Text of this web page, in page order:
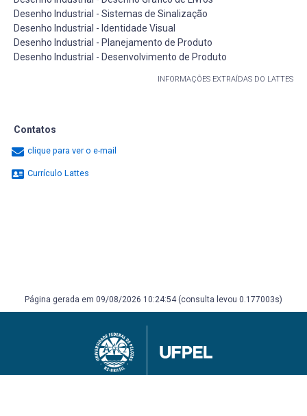
Desenho Industrial - Sistemas de Sinalização
Desenho Industrial - Identidade Visual
Desenho Industrial - Planejamento de Produto
Desenho Industrial - Desenvolvimento de Produto
INFORMAÇÕES EXTRAÍDAS DO LATTES
Contatos
clique para ver o e-mail
Currículo Lattes
Página gerada em 09/08/2026 10:24:54 (consulta levou 0.177003s)